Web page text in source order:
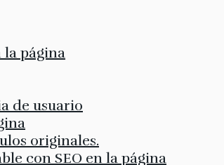
la página
de usuario
originales.
con SEO en la página